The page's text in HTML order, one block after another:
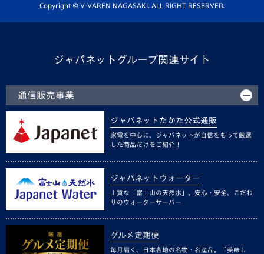
ホームタウン活動
Copyright © V-VAREN NAGASAKI. ALL RIGHT RESERVED.
ジャパネットグループ関連サイト
通信販売事業
ジャパネットたかた公式通販
家電を中心に、ジャパネットが自信をもって厳選
した商品だけをご紹介！
ジャパネットウォーター
上質な「富士山の天然水」。安心・安全、こだわ
りのウォーターサーバー
グルメ定期便
毎月届く、日本各地の名物・名産品。「美味し